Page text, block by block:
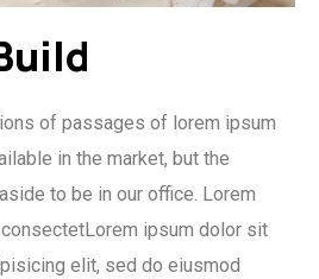
of passages of lorem ipsum
in the market, but the
to be in our office. Lorem
ipsum dolor sit
elit, sed do eiusmod